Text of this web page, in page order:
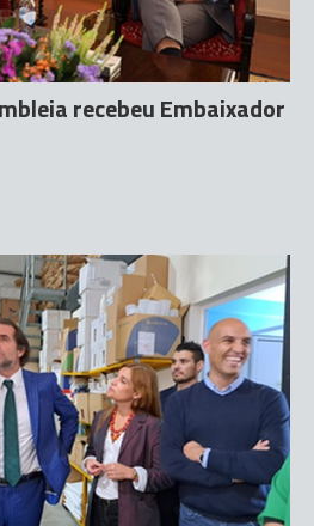
recebeu Embaixador